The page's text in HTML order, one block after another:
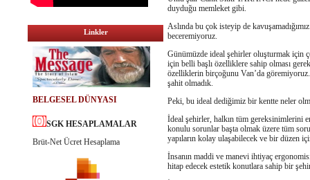
Linkler
BELGESEL DÜNYASI
SGK HESAPLAMALAR
Brüt-Net Ücret Hesaplama
duyduğu memleket gibi.
Aslında bu çok isteyip de
beceremiyoruz.
Günümüzde ideal şehirler oluşturmak için
için belli başlı özelliklere sahip olması
özelliklerin birçoğunu Van’da
şahit olmadık.
Peki, bu ideal dediğimiz bir kentte neler
İdeal şehirler, halkın tüm gereksinimlerini
konulu sorunlar başta olmak üzere tüm
yapıların kolay ulaşabilecek ve bir düzen
İnsanın maddi ve manevi ihtiyaç
hitap edecek estetik konutlara sahip bir